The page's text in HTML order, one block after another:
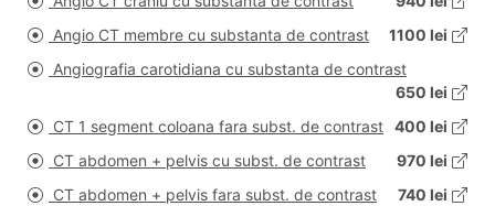
Angio CT membre cu substanta de contrast
1100 lei
Angiografia carotidiana cu substanta de contrast
650 lei
CT 1 segment coloana fara subst. de contrast 400 lei
CT abdomen + pelvis cu subst. de contrast
970 lei
CT abdomen + pelvis fara subst. de contrast
740 lei